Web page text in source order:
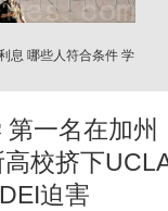
息 哪些人符合条件 学
一名在加州
校挤下
迫害